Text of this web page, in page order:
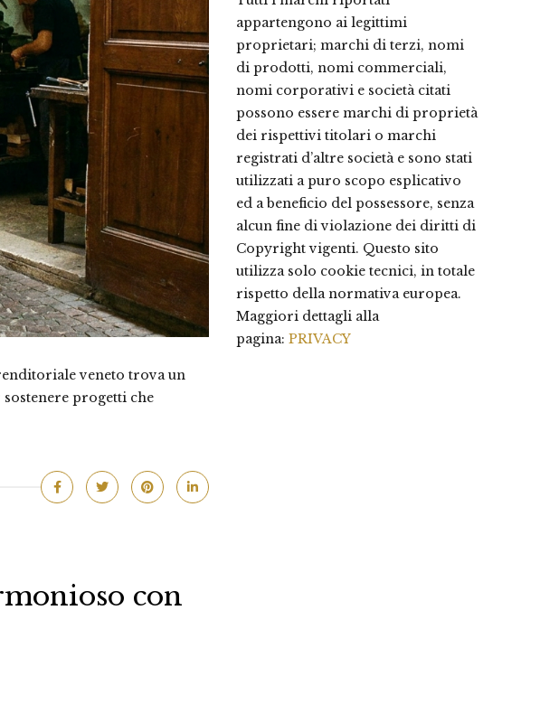
veneto trova un
progetti che
con
appartengono ai legittimi
proprietari; marchi di terzi, nomi
di prodotti, nomi commerciali,
nomi corporativi e società citati
possono essere marchi di proprietà
dei rispettivi titolari o marchi
registrati d’altre società e sono stati
utilizzati a puro scopo esplicativo
ed a beneficio del possessore, senza
alcun fine di violazione dei diritti di
Copyright vigenti. Questo sito
utilizza solo cookie tecnici, in totale
rispetto della normativa europea.
Maggiori dettagli alla
pagina: PRIVACY